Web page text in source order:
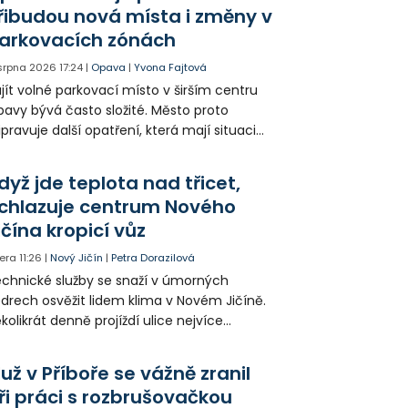
nová místa i změny v
zónách
2026 17:24 | Opava |Yvona Fajtová
volné parkovací místo v širším centru
bývá často složité. Město proto
další opatření, která mají situaci
řidiče v parkovacích zónách.
jde teplota nad třicet,
centrum Nového
kropicí vůz
11:26 |Nový Jičín |Petra Dorazilová
služby se snaží v úmorných
osvěžit lidem klima v Novém Jičíně.
denně projíždí ulice nejvíce
v Příboře se vážně zranil
práci s rozbrušovačkou